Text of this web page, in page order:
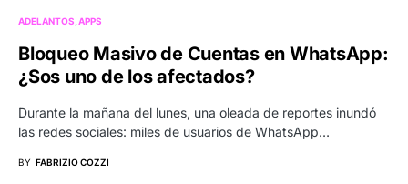
ADELANTOS APPS
Bloqueo Masivo de Cuentas en WhatsApp:
¿Sos uno de los afectados?
Durante la mañana del lunes, una oleada de reportes inundó
las redes sociales: miles de usuarios de WhatsApp…
BY FABRIZIO COZZI